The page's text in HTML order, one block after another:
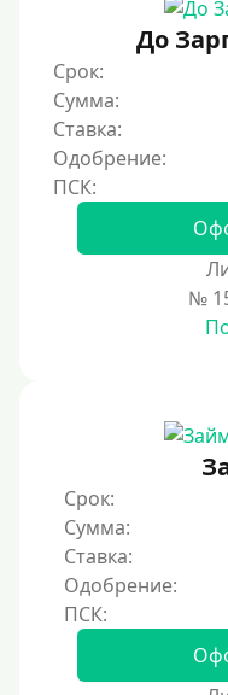
До
Срок:
Сумма:
Ставка:
Одобрение:
№
Срок:
Сумма:
Ставка:
Одобрение: